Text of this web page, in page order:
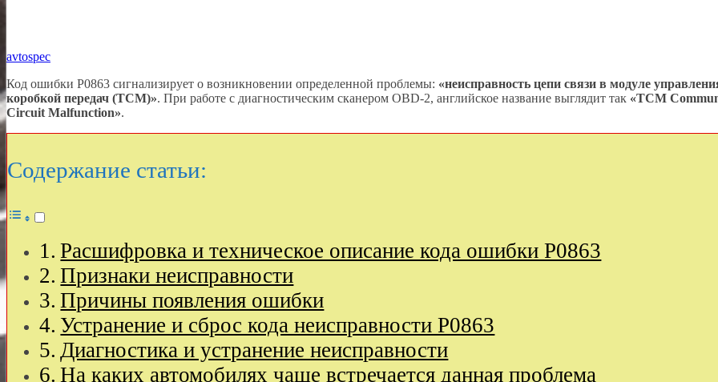
avtospec
Код ошибки P0863 сигнализирует о возникновении определенной проблемы: «неисправность цепи связи в модуле
коробкой передач (TCM)». При работе с диагностическим сканером OBD-2, английское название выглядит так «TCM
Circuit Malfunction».
Содержание статьи:
Расшифровка и техническое описание кода ошибки P0863
Признаки неисправности
Причины появления ошибки
Устранение и сброс кода неисправности P0863
Диагностика и устранение неисправности
На каких автомобилях чаще встречается данная проблема